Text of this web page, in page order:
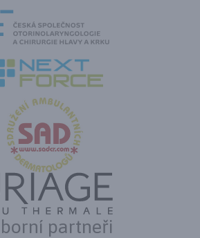
partneři